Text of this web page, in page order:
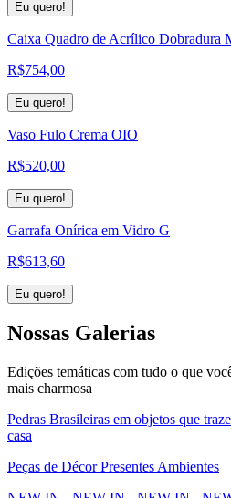
Eu quero!
Caixa Quadro de Acrílico Dobradura
R$754,00
Eu quero!
Vaso Fulo Crema OIO
R$520,00
Eu quero!
Garrafa Onírica em Vidro G
R$613,60
Eu quero!
Nossas Galerias
Edições temáticas com tudo o que
mais charmosa
Pedras Brasileiras em objetos que
casa
Peças de Décor Presentes Ambientes